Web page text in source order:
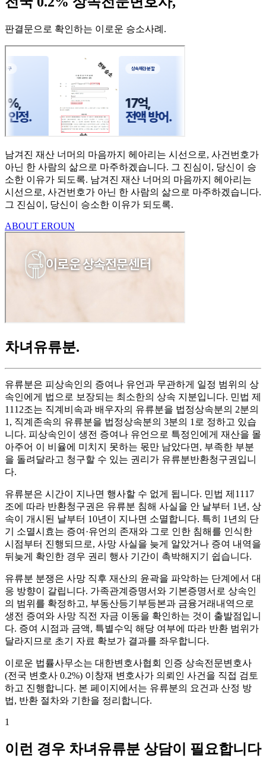
판결문으로 확인하는 이로운 승소사례 .
남겨진 재산 너머의 마음까지 헤아리는 시선으로, 사건번호가
아닌 한 사람의 삶으로 마주하겠습니다. 그 진심이, 당신이 승
소한 이유가 되도록. 남겨진 재산 너머의 마음까지 헤아리는
시선으로, 사건번호가 아닌 한 사람의 삶으로 마주하겠습니다.
그 진심이, 당신이 승소한 이유가 되도록.
ABOUT EROUN
차녀유류분.
유류분은 피상속인의 증여나 유언과 무관하게 일정 범위의 상
속인에게 법으로 보장되는 최소한의 상속 지분입니다. 민법 제
1112조는 직계비속과 배우자의 유류분을 법정상속분의 2분의
1, 직계존속의 유류분을 법정상속분의 3분의 1로 정하고 있습
니다. 피상속인이 생전 증여나 유언으로 특정인에게 재산을 몰
아주어 이 비율에 미치지 못하는 몫만 남았다면, 부족한 부분
을 돌려달라고 청구할 수 있는 권리가 유류분반환청구권입니
다.
유류분은 시간이 지나면 행사할 수 없게 됩니다. 민법 제1117
조에 따라 반환청구권은 유류분 침해 사실을 안 날부터 1년, 상
속이 개시된 날부터 10년이 지나면 소멸합니다. 특히 1년의 단
기 소멸시효는 증여·유언의 존재와 그로 인한 침해를 인식한
시점부터 진행되므로, 사망 사실을 늦게 알았거나 증여 내역을
뒤늦게 확인한 경우 권리 행사 기간이 촉박해지기 쉽습니다.
유류분 분쟁은 사망 직후 재산의 윤곽을 파악하는 단계에서 대
응 방향이 갈립니다. 가족관계증명서와 기본증명서로 상속인
의 범위를 확정하고, 부동산등기부등본과 금융거래내역으로
생전 증여와 사망 직전 자금 이동을 확인하는 것이 출발점입니
다. 증여 시점과 금액, 특별수익 해당 여부에 따라 반환 범위가
달라지므로 초기 자료 확보가 결과를 좌우합니다.
이로운 법률사무소는 대한변호사협회 인증 상속전문변호사
(전국 변호사 0.2%) 이창재 변호사가 의뢰인 사건을 직접 검토
하고 진행합니다. 본 페이지에서는 유류분의 요건과 산정 방
법, 반환 절차와 기한을 정리합니다.
1
이런 경우 차녀유류분 상담이 필요합니다